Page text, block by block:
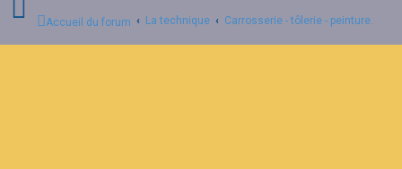
Accueil du forum La technique Carrosserie - tôlerie - peinture.